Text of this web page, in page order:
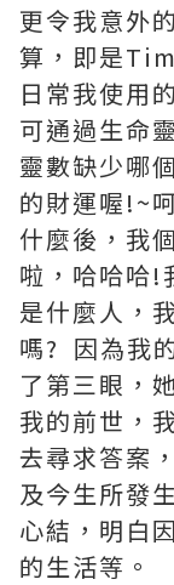
更令我意外
算，即是
日常我使用
可通過生命
靈數缺少哪
的財運喔!~
什麼後，我
啦，哈哈哈!
是什麼人，
嗎? 因為我
了第三眼，
我的前世，
去尋求答案
及今生所發
心結，明白
的生活等。